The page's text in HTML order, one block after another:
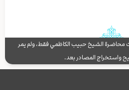
الشيخ حبيب الكاظمي فقط، ولم يمر
واستخراج المصادر بعد.